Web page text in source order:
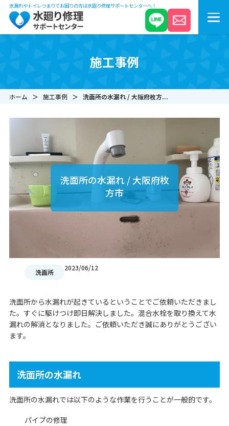
水漏れやトイレつまりでお困りの方は水廻り修理サポートセンターへ！
施工事例
ホーム 施工事例 洗面所の水漏れ / 大阪府枚方...
洗面所の水漏れ / 大阪府枚
方市
洗面所
2023/06/12
洗面所から水漏れが起きているということでご依頼いただきまし
た。すぐに駆けつけ即日解決しました。混合水栓を取り換えて水
漏れの解消となりました。ご依頼いただき誠にありがとうござい
ます。
洗面所の水漏れ
洗面所の水漏れでは以下のような作業を行うことが一般的です。
パイプの修理